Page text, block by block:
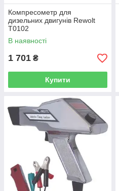
Компресометр для
дизельних двигунів Rewolt
T0102
В наявності
1 701 ₴
Купити